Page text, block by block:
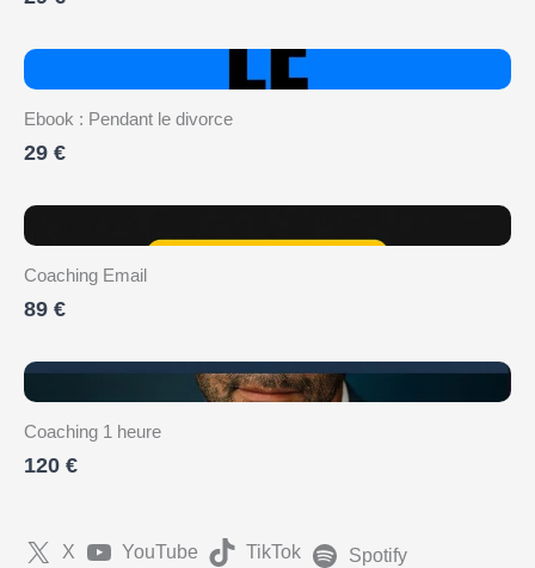
Ebook : Pendant le divorce
29 €
Coaching Email
89 €
Coaching 1 heure
120 €
X YouTube TikTok Spotify